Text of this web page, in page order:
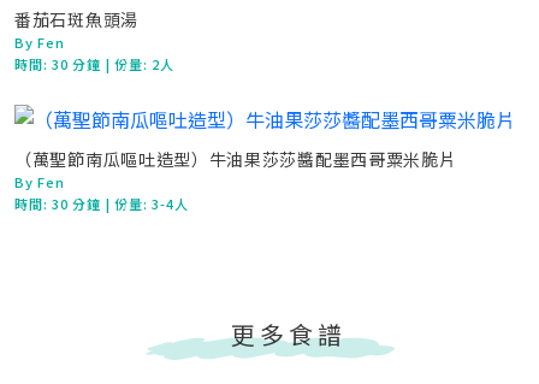
番茄石斑魚頭湯
By Fen
時間:30 分鐘 | 份量: 2人
（萬聖節南瓜嘔吐造型）牛油果莎莎醬配墨西哥粟米脆片
By Fen
時間:30 分鐘 | 份量: 3-4人
更多食譜